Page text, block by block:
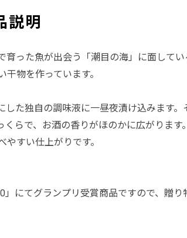
説明
った魚が出会う「潮目の海」に面してい
物を作っています。
た独自の調味液に一昼夜漬け込みます
らで、お酒の香りがほのかに広がります
すい仕上がりです。
にてグランプリ受賞商品ですので、贈り